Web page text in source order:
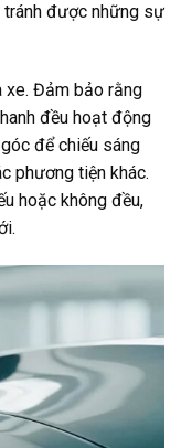
tránh được những sự
xe. Đảm bảo rằng
đều hoạt động
để chiếu sáng
phương tiện khác.
hoặc không đều,